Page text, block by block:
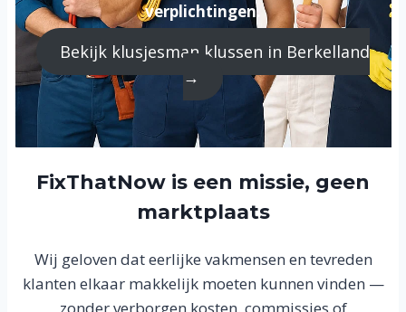
verplichtingen.
Bekijk klusjesman klussen in Berkelland
→
FixThatNow is een missie, geen
marktplaats
Wij geloven dat eerlijke vakmensen en tevreden
klanten elkaar makkelijk moeten kunnen vinden —